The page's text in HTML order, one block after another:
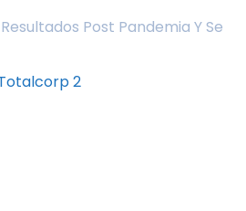
Post Pandemia Y Se
2